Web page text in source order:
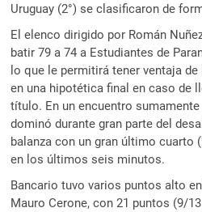
Uruguay (2°) se clasificaron de
El elenco dirigido por Román
batir 79 a 74 a Estudiantes de
lo que le permitirá tener ventaja
en una hipotética final en caso de
título. En un encuentro
dominó durante gran parte del
balanza con un gran último cuarto
en los últimos seis minutos.
Bancario tuvo varios puntos alto
Mauro Cerone, con 21 puntos (9/